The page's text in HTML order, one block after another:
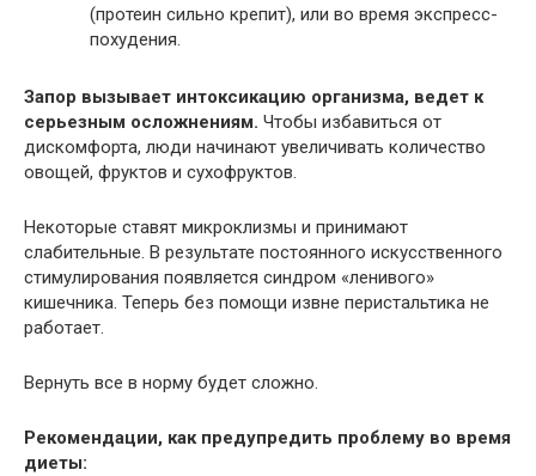
(протеин сильно крепит), или во время экспресс-
похудения.
Запор вызывает интоксикацию организма, ведет к
серьезным осложнениям. Чтобы избавиться от
дискомфорта, люди начинают увеличивать количество
овощей, фруктов и сухофруктов.
Некоторые ставят микроклизмы и принимают
слабительные. В результате постоянного искусственного
стимулирования появляется синдром «ленивого»
кишечника. Теперь без помощи извне перистальтика не
работает.
Вернуть все в норму будет сложно.
Рекомендации, как предупредить проблему во время
диеты: